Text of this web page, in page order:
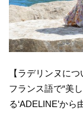
【ラデリンヌにつ
フランス語で“美
る‘ADELINE’か